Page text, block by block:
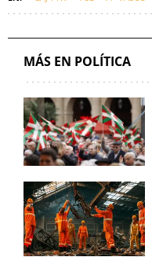
MÁS EN POLÍTICA